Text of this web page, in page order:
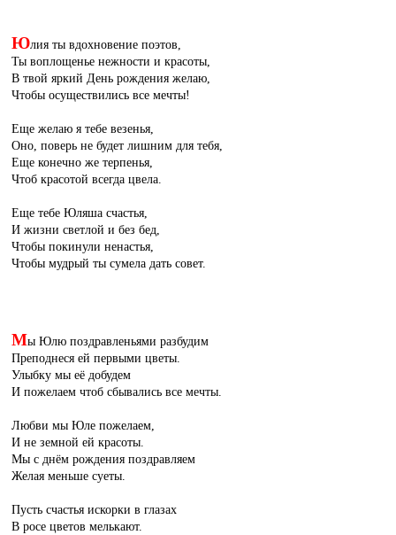
Юлия ты вдохновение поэтов,
Ты воплощенье нежности и красоты,
В твой яркий День рождения желаю,
Чтобы осуществились все мечты!
Еще желаю я тебе везенья,
Оно, поверь не будет лишним для тебя,
Еще конечно же терпенья,
Чтоб красотой всегда цвела.
Еще тебе Юляша счастья,
И жизни светлой и без бед,
Чтобы покинули ненастья,
Чтобы мудрый ты сумела дать совет.
Мы Юлю поздравленьями разбудим
Преподнеся ей первыми цветы.
Улыбку мы её добудем
И пожелаем чтоб сбывались все мечты.
Любви мы Юле пожелаем,
И не земной ей красоты.
Мы с днём рождения поздравляем
Желая меньше суеты.
Пусть счастья искорки в глазах
В росе цветов мелькают.